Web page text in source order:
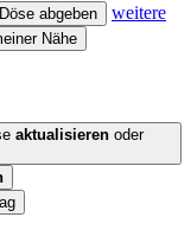
abgeben
weitere
Nähe
aktualisieren oder